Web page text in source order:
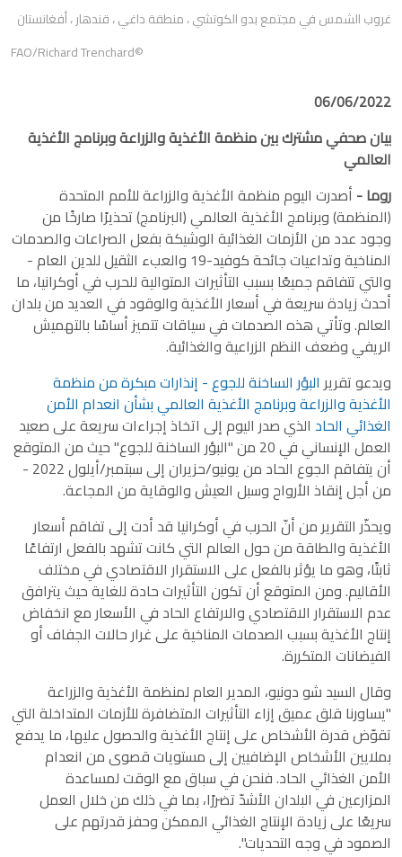
غروب الشمس في مجتمع بدو الكوتشي ، منطقة داغي ، قندهار ، أفغانستان
©FAO/Richard Trenchard
06/06/2022
بيان صحفي مشترك بين منظمة الأغذية والزراعة وبرنامج الأغذية
العالمي
روما - أصدرت اليوم منظمة الأغذية والزراعة للأمم المتحدة
(المنظمة) وبرنامج الأغذية العالمي (البرنامج) تحذيرًا صارخًا من
وجود عدد من الأزمات الغذائية الوشيكة بفعل الصراعات والصدمات
المناخية وتداعيات جائحة كوفيد-19 والعبء الثقيل للدين العام -
والتي تتفاقم جميعًا بسبب التأثيرات المتوالية للحرب في أوكرانيا، ما
أحدث زيادة سريعة في أسعار الأغذية والوقود في العديد من بلدان
العالم. وتأتي هذه الصدمات في سياقات تتميز أساسًا بالتهميش
الريفي وضعف النظم الزراعية والغذائية.
ويدعو تقريرالبؤر الساخنة للجوع - إنذارات مبكرة من منظمة
الأغذية والزراعة وبرنامج الأغذية العالمي بشأن انعدام الأمن
الغذائي الحاد الذي صدر اليوم إلى اتخاذ إجراءات سريعة على صعيد
العمل الإنساني في 20 من "البؤر الساخنة للجوع" حيث من المتوقع
أن يتفاقم الجوع الحاد من يونيو/حزيران إلى سبتمبر/أيلول 2022 -
من أجل إنقاذ الأرواح وسبل العيش والوقاية من المجاعة.
ويحذّر التقرير من أنّ الحرب في أوكرانيا قد أدت إلى تفاقم أسعار
الأغذية والطاقة من حول العالم التي كانت تشهد بالفعل ارتفاعًا
ثابتًا، وهو ما يؤثر بالفعل على الاستقرار الاقتصادي في مختلف
الأقاليم. ومن المتوقع أن تكون التأثيرات حادة للغاية حيث يترافق
عدم الاستقرار الاقتصادي والارتفاع الحاد في الأسعار مع انخفاض
إنتاج الأغذية بسبب الصدمات المناخية على غرار حالات الجفاف أو
الفيضانات المتكررة.
وقال السيد شو دونيو، المدير العام لمنظمة الأغذية والزراعة
"يساورنا قلق عميق إزاء التأثيرات المتضافرة للأزمات المتداخلة التي
تقوّض قدرة الأشخاص على إنتاج الأغذية والحصول عليها، ما يدفع
بملايين الأشخاص الإضافيين إلى مستويات قصوى من انعدام
الأمن الغذائي الحاد. فنحن في سباق مع الوقت لمساعدة
المزارعين في البلدان الأشدّ تضررًا، بما في ذلك من خلال العمل
سريعًا على زيادة الإنتاج الغذائي الممكن وحفز قدرتهم على
الصمود في وجه التحديات".